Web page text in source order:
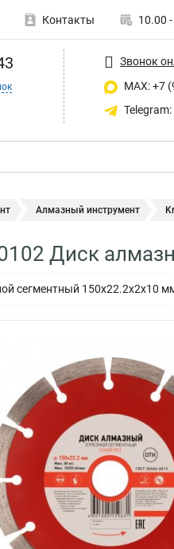
Контакты 10.00
Звонок
MAX: +7
Алмазный инструмент
0102 Диск
сегментный 150x22.2x2x10